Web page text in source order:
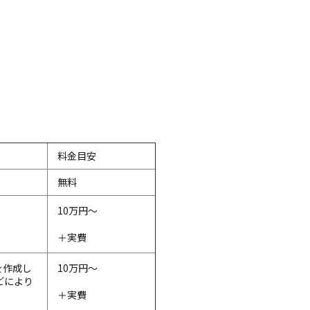
料金目安
無料
10万円～
＋実費
成し
より
10万円～
＋実費